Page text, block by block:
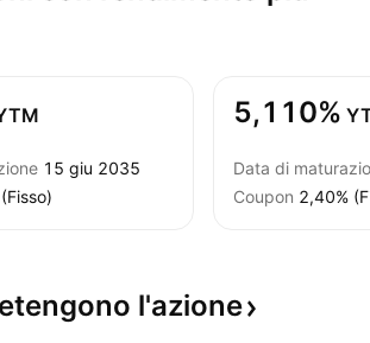
15 giu 2035
5,110%
Data di
Coupon 2,40%
l'azione